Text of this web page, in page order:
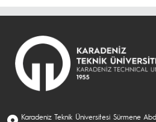
Karadeniz Teknik Üniversitesi Sürmene